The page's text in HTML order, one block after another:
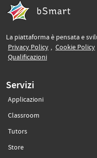
La piattaforma è pensata e
Privacy Policy(si apre in
, Cookie Policy
Qualificazioni(si apre in
Servizi
Applicazioni
Classroom
Tutors(si apre in un’altra
Store(si apre in un’altra scheda)